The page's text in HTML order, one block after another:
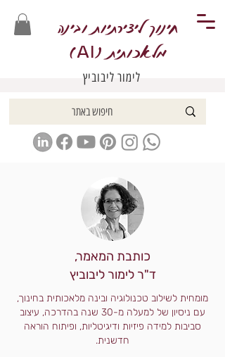
חינוך ליצירתיות ובינה
מלאכותית (AI
)
לימור ליבוביץ
כותבת המאמר,
ד"ר לימור ליבוביץ
מומחית לשילוב טכנולוגיה ובינה מלאכותית בחינוך,
עם ניסיון של למעלה מ-30 שנה בהדרכה, עיצוב
סביבות למידה פיזיות ודיגיטליות, ופיתוח הוראה
חדשנית.